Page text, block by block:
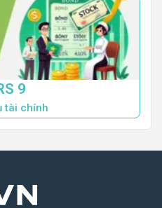
9
tài chính